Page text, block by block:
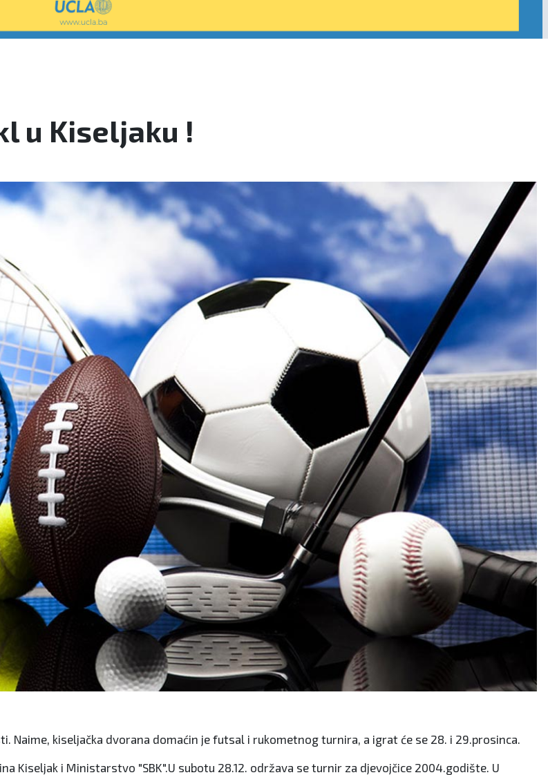
u Kiseljaku !
Naime, kiseljačka dvorana domaćin je futsal i rukometnog turnira, a igrat će se 28. i 29.prosinca.
Kiseljak i Ministarstvo "SBK".U subotu 28.12. održava se turnir za djevojčice 2004.godište. U